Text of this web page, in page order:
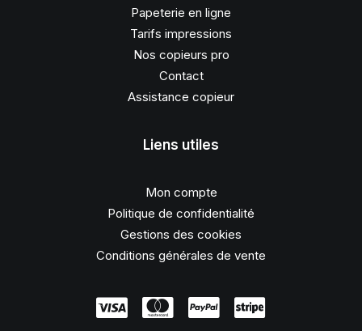
Papeterie en ligne
Tarifs impressions
Nos copieurs pro
Contact
Assistance copieur
Liens utiles
Mon compte
Politique de confidentialité
Gestions des cookies
Conditions générales de vente